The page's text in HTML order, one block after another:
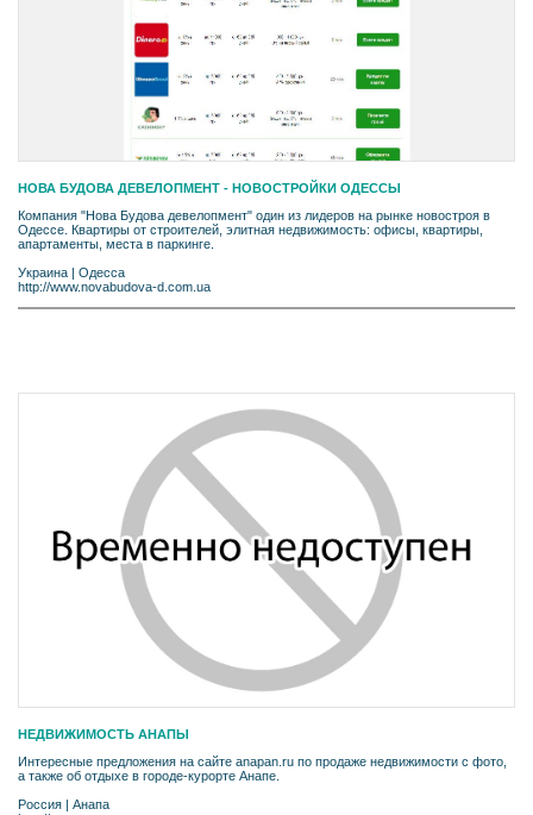
НОВА БУДОВА ДЕВЕЛОПМЕНТ - НОВОСТРОЙКИ ОДЕССЫ
Компания "Нова Будова девелопмент" один из лидеров на рынке новостроя в
Одессе. Квартиры от строителей, элитная недвижимость: офисы, квартиры,
апартаменты, места в паркинге.
Украина
Одесса
http://www.novabudova-d.com.ua
НЕДВИЖИМОСТЬ АНАПЫ
Интересные предложения на сайте anapan.ru по продаже недвижимости с фото,
а также об отдыхе в городе-курорте Анапе.
Россия | Анапа